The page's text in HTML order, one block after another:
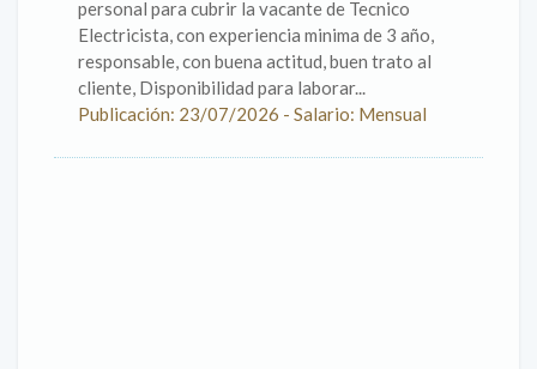
personal para cubrir la vacante de Tecnico
Electricista, con experiencia minima de 3 año,
responsable, con buena actitud, buen trato al
cliente, Disponibilidad para laborar...
Publicación: 23/07/2026 - Salario: Mensual